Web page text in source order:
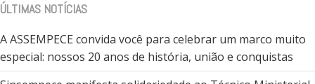
ÚLTIMAS NOTÍCIAS
A ASSEMPECE convida você para celebrar um marco muito
especial: nossos 20 anos de história, união e conquistas